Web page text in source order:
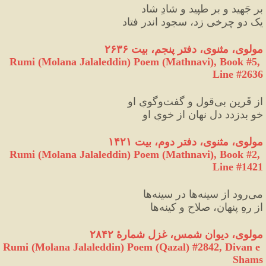
بر جَهید و بر طپید و شادِ شاد
یک دو چرخی زد، سجود اندر فتاد
مولوی، مثنوی، دفتر پنجم، بیت ۲۶۳۶
Rumi (Molana Jalaleddin) Poem (Mathnavi), Book #5,
Line #2636
از قَرین بی‌قول و گفت‌وگویِ او
خو بدزدد دل نهان از خویِ او
مولوی، مثنوی، دفتر دوم، بیت ۱۴۲۱
Rumi (Molana Jalaleddin) Poem (Mathnavi), Book #2,
Line #1421
می‌رود از سینه‌ها در سینه‌ها
از رهِ پنهان، صلاح و کینه‌ها
مولوی، دیوان شمس، غزل شمارهٔ ۲۸۴۲
Rumi (Molana Jalaleddin) Poem (Qazal) #2842, Divan e
Shams